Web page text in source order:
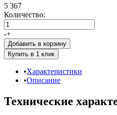
5 367
Количество:
-+
Добавить в корзину
Характеристики
Описание
Технические